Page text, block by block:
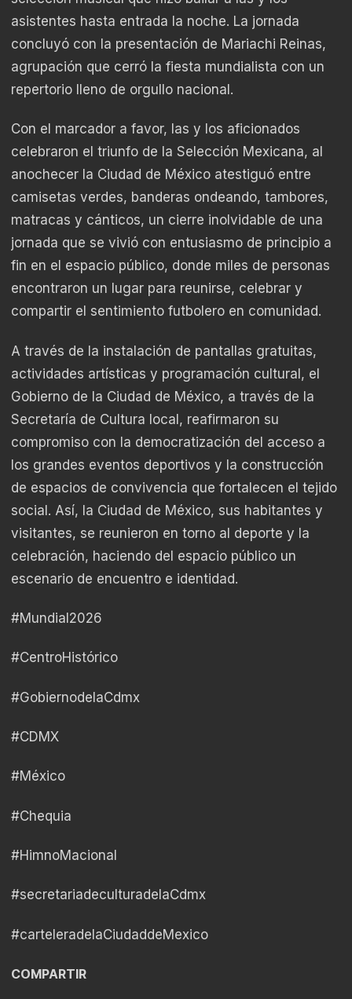
asistentes hasta entrada la noche. La jornada
concluyó con la presentación de Mariachi Reinas,
agrupación que cerró la fiesta mundialista con un
repertorio lleno de orgullo nacional.
Con el marcador a favor, las y los aficionados
celebraron el triunfo de la Selección Mexicana, al
anochecer la Ciudad de México atestiguó entre
camisetas verdes, banderas ondeando, tambores,
matracas y cánticos, un cierre inolvidable de una
jornada que se vivió con entusiasmo de principio a
fin en el espacio público, donde miles de personas
encontraron un lugar para reunirse, celebrar y
compartir el sentimiento futbolero en comunidad.
A través de la instalación de pantallas gratuitas,
actividades artísticas y programación cultural, el
Gobierno de la Ciudad de México, a través de la
Secretaría de Cultura local, reafirmaron su
compromiso con la democratización del acceso a
los grandes eventos deportivos y la construcción
de espacios de convivencia que fortalecen el tejido
social. Así, la Ciudad de México, sus habitantes y
visitantes, se reunieron en torno al deporte y la
celebración, haciendo del espacio público un
escenario de encuentro e identidad.
#Mundial2026
#CentroHistórico
#GobiernodelaCdmx
#CDMX
#México
#Chequia
#HimnoMacional
#secretariadeculturadelaCdmx
#carteleradelaCiudaddeMexico
COMPARTIR